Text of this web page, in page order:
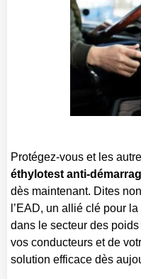
Protégez-vous et les
éthylotest anti-
dès maintenant. Dites
l’EAD, un allié clé pour
dans le secteur des
vos conducteurs et de
solution efficace dès